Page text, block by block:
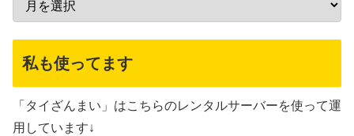
私も使ってます
「タイざんまい」はこちらのレンタルサーバーを使って運
用しています↓